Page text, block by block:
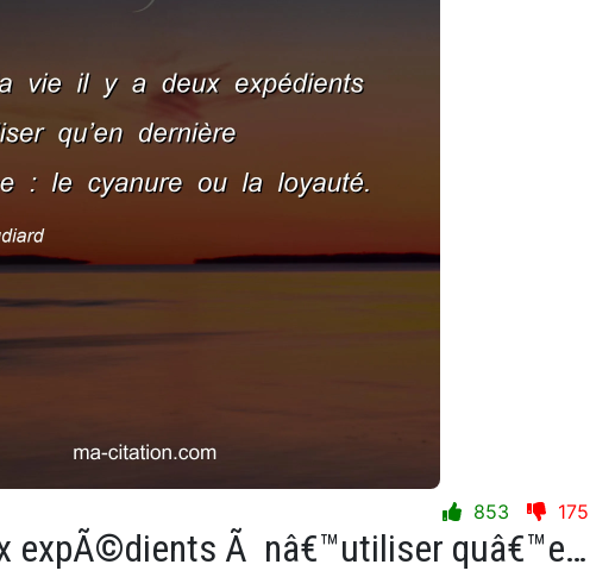
853 175
Dans la vie il y a deux expÃ©dients Ã nâ€™utiliser quâ€™en derniÃ¨re instance : le cyanure ou la loyautÃ©.